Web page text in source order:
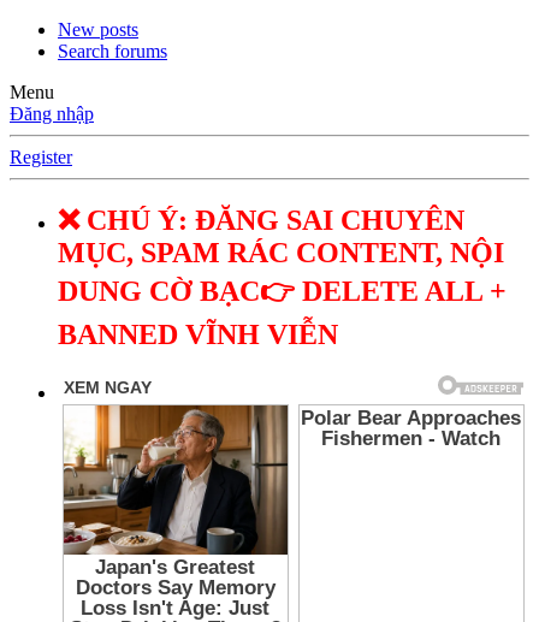
New posts
Search forums
Menu
Đăng nhập
Register
❌ CHÚ Ý: ĐĂNG SAI CHUYÊN
MỤC, SPAM RÁC CONTENT, NỘI
DUNG CỜ BẠC👉 DELETE ALL +
BANNED VĨNH VIỄN